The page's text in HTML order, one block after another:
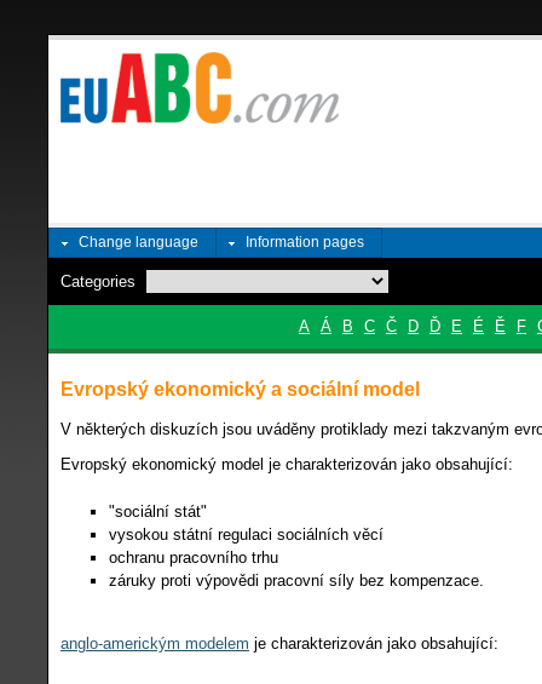
Change language Information pages
Categories
A Á B C Č D Ď E É Ě F
Evropský ekonomický a sociální model
V některých diskuzích jsou uváděny protiklady mezi takzvaným
Evropský ekonomický model je charakterizován jako obsahující:
"sociální stát"
vysokou státní regulaci sociálních věcí
ochranu pracovního trhu
záruky proti výpovědi pracovní síly bez kompenzace.
anglo-americkým modelem je charakterizován jako obsahující: